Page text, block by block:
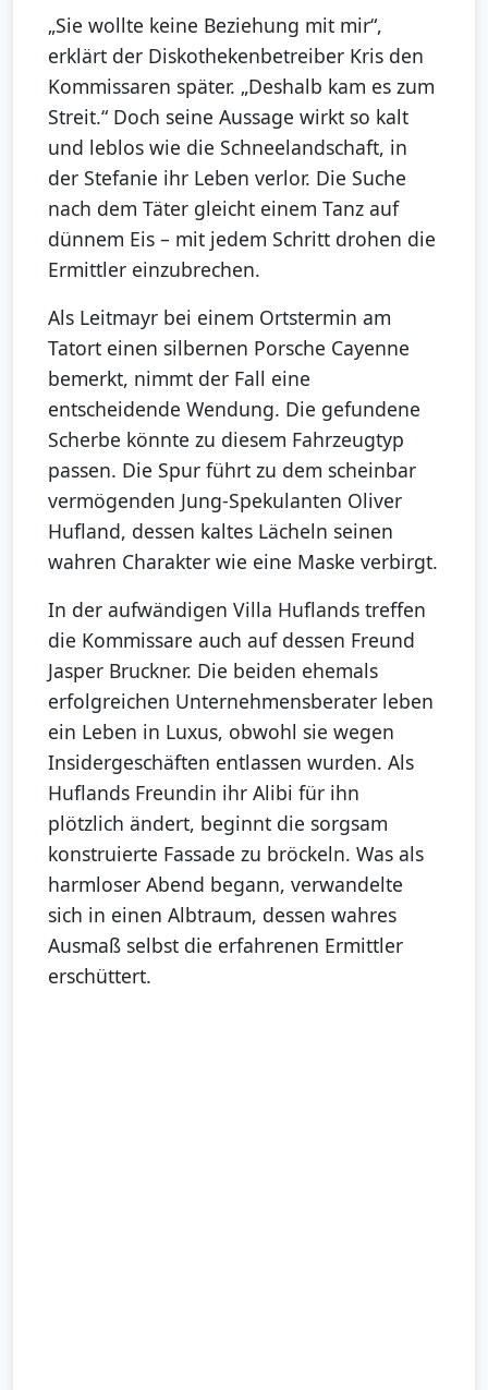
„Sie wollte keine Beziehung mit mir“,
erklärt der Diskothekenbetreiber Kris den
Kommissaren später. „Deshalb kam es zum
Streit.“ Doch seine Aussage wirkt so kalt
und leblos wie die Schneelandschaft, in
der Stefanie ihr Leben verlor. Die Suche
nach dem Täter gleicht einem Tanz auf
dünnem Eis – mit jedem Schritt drohen die
Ermittler einzubrechen.
Als Leitmayr bei einem Ortstermin am
Tatort einen silbernen Porsche Cayenne
bemerkt, nimmt der Fall eine
entscheidende Wendung. Die gefundene
Scherbe könnte zu diesem Fahrzeugtyp
passen. Die Spur führt zu dem scheinbar
vermögenden Jung-Spekulanten Oliver
Hufland, dessen kaltes Lächeln seinen
wahren Charakter wie eine Maske verbirgt.
In der aufwändigen Villa Huflands treffen
die Kommissare auch auf dessen Freund
Jasper Bruckner. Die beiden ehemals
erfolgreichen Unternehmensberater leben
ein Leben in Luxus, obwohl sie wegen
Insidergeschäften entlassen wurden. Als
Huflands Freundin ihr Alibi für ihn
plötzlich ändert, beginnt die sorgsam
konstruierte Fassade zu bröckeln. Was als
harmloser Abend begann, verwandelte
sich in einen Albtraum, dessen wahres
Ausmaß selbst die erfahrenen Ermittler
erschüttert.